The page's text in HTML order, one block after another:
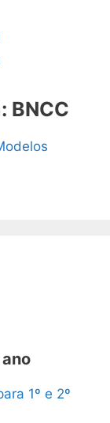
BNCC
1º e 2º